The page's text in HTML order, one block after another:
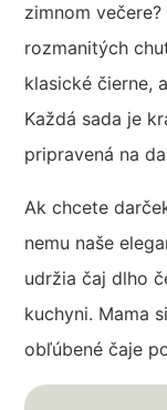
zimnom
rozmanitých
klasické čierne,
Každá sada je
pripravená na
Ak chcete
nemu naše
udržia čaj dlho
kuchyni. Mama
obľúbené čaje